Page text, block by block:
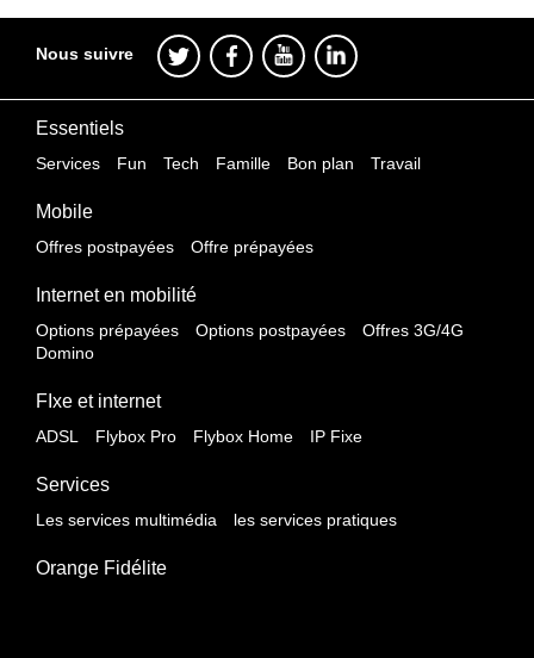
Nous suivre
Essentiels
Services Fun Tech Famille Bon plan Travail
Mobile
Offres postpayées Offre prépayées
Internet en mobilité
Options prépayées Options postpayées
Offres 3G/4G
Domino
FIxe et internet
ADSL Flybox Pro Flybox Home IP Fixe
Services
Les services multimédia les services pratiques
Orange Fidélite